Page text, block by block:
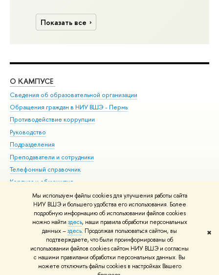
Мы используем файлы cookies для улучшения работы сайта
НИУ ВШЭ и большего удобства его использования. Более
подробную информацию об использовании файлов cookies
можно найти здесь, наши правила обработки персональных
данных –здесь. Продолжая пользоваться сайтом, вы
подтверждаете, что были проинформированы об
использовании файлов cookies сайтом НИУ ВШЭ и согласны
с нашими правилами обработки персональных данных. Вы
можете отключить файлы cookies в настройках Вашего
✖
Показать все
О КАМПУСЕ
Сведения об образовательной организации
Обращения граждан в НИУ ВШЭ - Пермь
Противодействие коррупции
Руководство
Подразделения
Преподаватели и сотрудники
Телефонный справочник
Корпуса и общежития
ВШЭ для студентов с ограниченными возможностями
здоровья и инвалидностью
Единая платежная страница
© НИУ ВШЭ 1993–2026 Условия использования материалов Адреса
и контакты Карта сайта
Шрифты HSE Sans и HSE Slab разработаны вШколе дизайна НИУ ВШЭ